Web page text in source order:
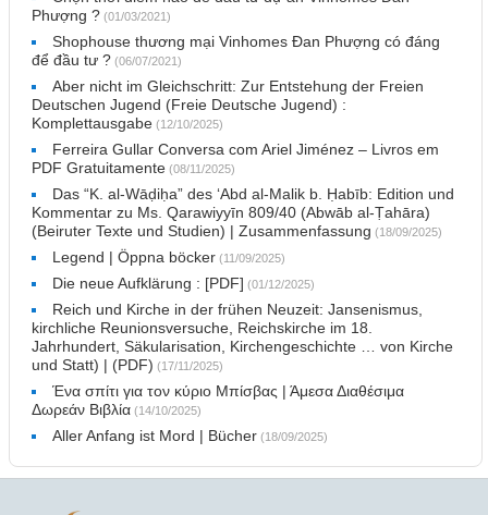
Phượng ? (01/03/2021)
Shophouse thương mại Vinhomes Đan Phượng có đáng
để đầu tư ? (06/07/2021)
Aber nicht im Gleichschritt: Zur Entstehung der Freien
Deutschen Jugend (Freie Deutsche Jugend) :
Komplettausgabe (12/10/2025)
Ferreira Gullar Conversa com Ariel Jiménez – Livros em
PDF Gratuitamente (08/11/2025)
Das “K. al-Wāḍiḥa” des ʻAbd al-Malik b. Ḥabīb: Edition und
Kommentar zu Ms. Qarawiyyīn 809/40 (Abwāb al-Ṭahāra)
(Beiruter Texte und Studien) | Zusammenfassung (18/09/2025)
Legend | Öppna böcker (11/09/2025)
Die neue Aufklärung : [PDF] (01/12/2025)
Reich und Kirche in der frühen Neuzeit: Jansenismus,
kirchliche Reunionsversuche, Reichskirche im 18.
Jahrhundert, Säkularisation, Kirchengeschichte … von Kirche
und Statt) | (PDF) (17/11/2025)
Ένα σπίτι για τον κύριο Μπίσβας | Άμεσα Διαθέσιμα
Δωρεάν Βιβλία (14/10/2025)
Aller Anfang ist Mord | Bücher (18/09/2025)